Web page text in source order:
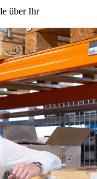
über Ihr